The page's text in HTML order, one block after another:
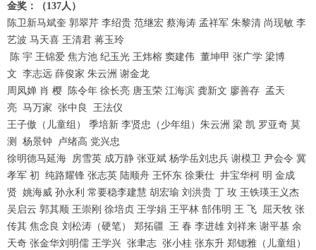
金奖：（137人）
陈卫新马斌奎 郭翠芹 李绍贵 范继宏 蔡海涛 孟祥军 朱黎清 尚现敏 李
艺波 马天喜 王清君 蒋玉玲
陈 宇 王锦爱 焦方池 纪玉光 王炜榕 窦建伟 董坤甲 张广学 梁博
文 李志远 薛俊家 朱云洲 谢金龙
周凤婵 肖 樱 陈令年 徐长亮 唐玉荣 江海滨 龚新文 廖善存 孟天
亮 马万家 张中良 王法仪
王子傲（儿童组） 季培新 李贤忠（少年组）朱云洲 梁 凯 罗亚奇 莫
测 杨景钟 卢绪高 党兴忠
徐明德马延海 房雪英 成万静 张亚斌 杨学岳刘忠兵 谢模卫 尹会令 冀
孝军 初 纯路耀锋 张志英 陆顺舟 王怀东 徐秉仕 井宝华柯 明 金成
贤 姚海威 孙永利 常要稳李建慧 胡宏瑜 刘洪贵 丁 玫 王铁瑛王义杰
吴启云 郭其顺 王崇刚 徐培贞 王学娟 王平林 郜伟明 王 飞 屈天牧 张
传其 焦念良 刘松涛（硬笔） 郑拓疆 王 春 李进雄 刘祥来 谢平基 余
天奇 张金华刘明儒 王学兴 张聿志 张小桂 张东升 郑锶雅（儿童组）